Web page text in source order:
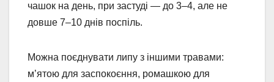
чашок на день, при застуді — до 3–4, але не
довше 7–10 днів поспіль.
Можна поєднувати липу з іншими травами:
м’ятою для заспокоєння, ромашкою для